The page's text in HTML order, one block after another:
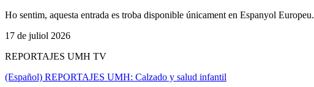
Ho sentim, aquesta entrada es troba disponible únicament en Espanyol Europeu.
17 de juliol 2026
REPORTAJES UMH TV
(Español) REPORTAJES UMH: Calzado y salud infantil